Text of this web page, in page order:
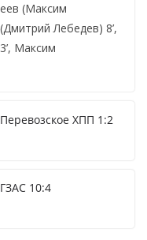
(Максим
Лебедев) 8’,
Максим
ХПП 1:2
10:4